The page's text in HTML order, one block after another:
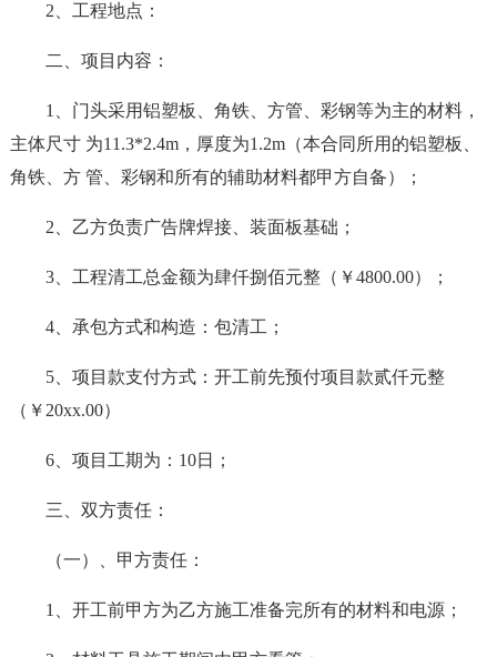
2、工程地点：
二、项目内容：
1、门头采用铝塑板、角铁、方管、彩钢等为主的材料，
主体尺寸 为11.3*2.4m，厚度为1.2m（本合同所用的铝塑板、
角铁、方 管、彩钢和所有的辅助材料都甲方自备）；
2、乙方负责广告牌焊接、装面板基础；
3、工程清工总金额为肆仟捌佰元整（￥4800.00）；
4、承包方式和构造：包清工；
5、项目款支付方式：开工前先预付项目款贰仟元整
（￥20xx.00）
6、项目工期为：10日；
三、双方责任：
（一）、甲方责任：
1、开工前甲方为乙方施工准备完所有的材料和电源；